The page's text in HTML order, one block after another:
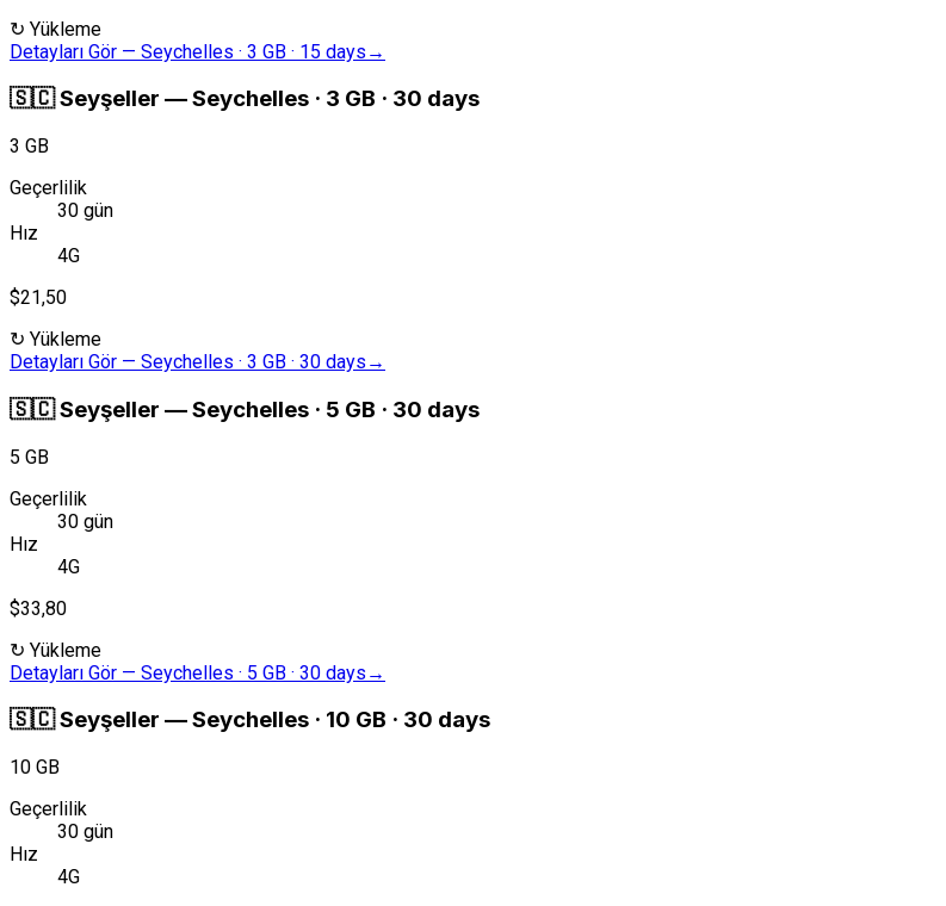
↻ Yükleme
Detayları Gör — Seychelles · 3 GB · 15 days →
🇸🇨Seyşeller —Seychelles · 3 GB · 30 days
3 GB
Geçerlilik
30 gün
Hız
4G
$21,50
↻ Yükleme
Detayları Gör — Seychelles · 3 GB · 30 days →
🇸🇨Seyşeller —Seychelles · 5 GB · 30 days
5 GB
Geçerlilik
30 gün
Hız
4G
$33,80
↻ Yükleme
Detayları Gör — Seychelles · 5 GB · 30 days →
🇸🇨Seyşeller —Seychelles · 10 GB · 30 days
10 GB
Geçerlilik
30 gün
Hız
4G